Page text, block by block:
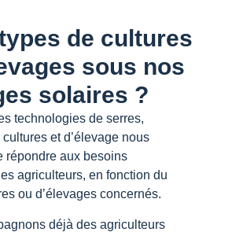
de cultures
sous nos
solaires ?
technologies de serres,
et d’élevage nous
répondre aux besoins
agriculteurs, en fonction du
ou d’élevages concernés.
déjà des agriculteurs